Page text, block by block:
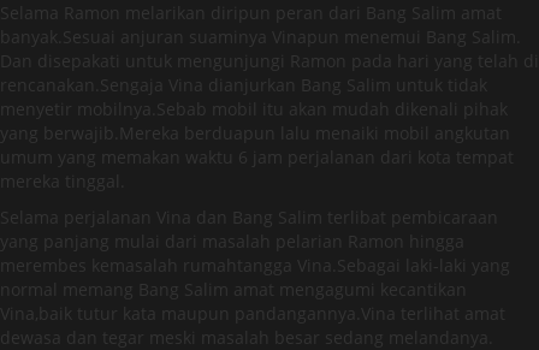
Selama Ramon melarikan diripun peran dari Bang Salim amat
banyak.Sesuai anjuran suaminya Vinapun menemui Bang Salim.
Dan disepakati untuk mengunjungi Ramon pada hari yang telah di
rencanakan.Sengaja Vina dianjurkan Bang Salim untuk tidak
menyetir mobilnya.Sebab mobil itu akan mudah dikenali pihak
yang berwajib.Mereka berduapun lalu menaiki mobil angkutan
umum yang memakan waktu 6 jam perjalanan dari kota tempat
mereka tinggal.
Selama perjalanan Vina dan Bang Salim terlibat pembicaraan
yang panjang mulai dari masalah pelarian Ramon hingga
merembes kemasalah rumahtangga Vina.Sebagai laki-laki yang
normal memang Bang Salim amat mengagumi kecantikan
Vina,baik tutur kata maupun pandangannya.Vina terlihat amat
dewasa dan tegar meski masalah besar sedang melandanya.